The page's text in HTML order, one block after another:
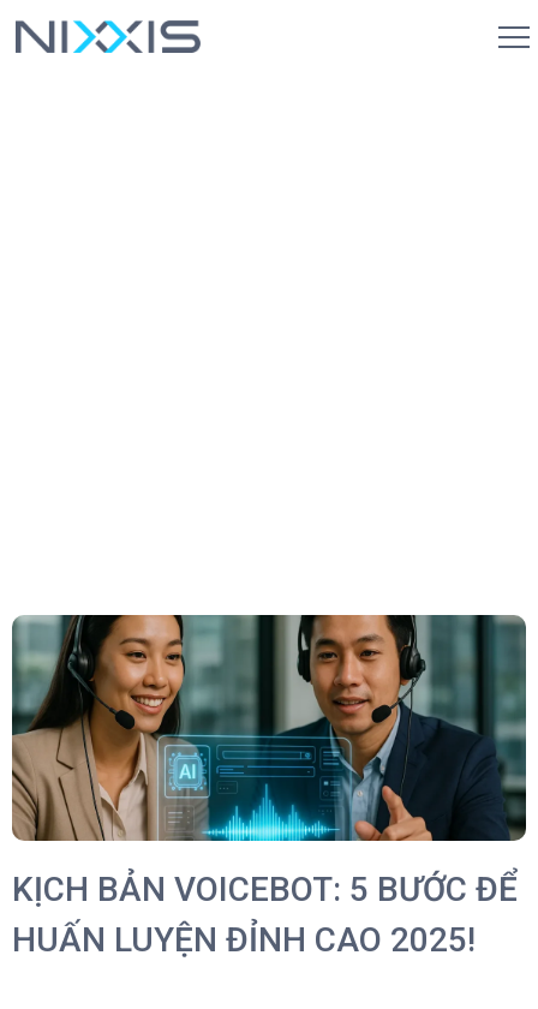
KỊCH BẢN VOICEBOT: 5 BƯỚC ĐỂ
HUẤN LUYỆN ĐỈNH CAO 2025!